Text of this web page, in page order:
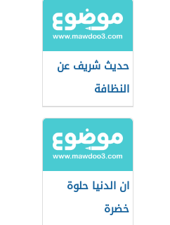
حديث شريف عن
النظافة
ان الدنيا حلوة
خضرة